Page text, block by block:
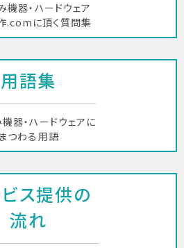
機器・ハードウェア
.comに頂く質問集
用語集
器・ハードウェアに
まつわる用語
ス提供の
流れ